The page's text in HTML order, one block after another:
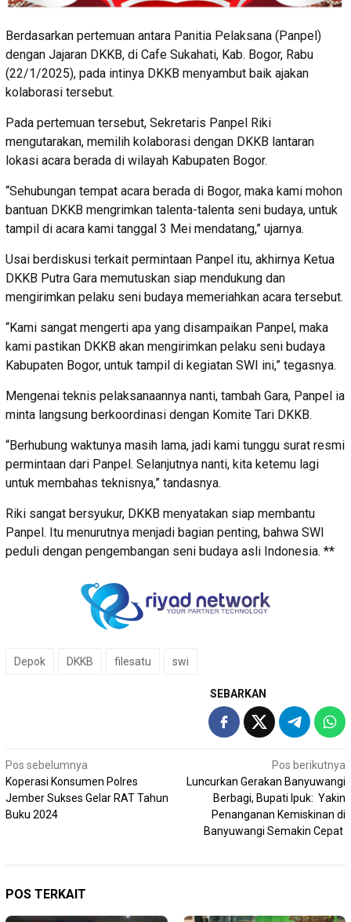
Berdasarkan pertemuan antara Panitia Pelaksana (Panpel)
dengan Jajaran DKKB, di Cafe Sukahati, Kab. Bogor, Rabu
(22/1/2025), pada intinya DKKB menyambut baik ajakan
kolaborasi tersebut.
Pada pertemuan tersebut, Sekretaris Panpel Riki
mengutarakan, memilih kolaborasi dengan DKKB lantaran
lokasi acara berada di wilayah Kabupaten Bogor.
“Sehubungan tempat acara berada di Bogor, maka kami mohon
bantuan DKKB mengrimkan talenta-talenta seni budaya, untuk
tampil di acara kami tanggal 3 Mei mendatang,” ujarnya.
Usai berdiskusi terkait permintaan Panpel itu, akhirnya Ketua
DKKB Putra Gara memutuskan siap mendukung dan
mengirimkan pelaku seni budaya memeriahkan acara tersebut.
“Kami sangat mengerti apa yang disampaikan Panpel, maka
kami pastikan DKKB akan mengirimkan pelaku seni budaya
Kabupaten Bogor, untuk tampil di kegiatan SWI ini,” tegasnya.
Mengenai teknis pelaksanaannya nanti, tambah Gara, Panpel ia
minta langsung berkoordinasi dengan Komite Tari DKKB.
“Berhubung waktunya masih lama, jadi kami tunggu surat resmi
permintaan dari Panpel. Selanjutnya nanti, kita ketemu lagi
untuk membahas teknisnya,” tandasnya.
Riki sangat bersyukur, DKKB menyatakan siap membantu
Panpel. Itu menurutnya menjadi bagian penting, bahwa SWI
peduli dengan pengembangan seni budaya asli Indonesia. **
Depok DKKB filesatu swi
SEBARKAN
Navigasi
pos
Pos sebelumnya
Koperasi Konsumen Polres
Jember Sukses Gelar RAT Tahun
Buku 2024
Pos berikutnya
Luncurkan Gerakan Banyuwangi
Berbagi, Bupati Ipuk: Yakin
Penanganan Kemiskinan di
Banyuwangi Semakin Cepat
POS TERKAIT